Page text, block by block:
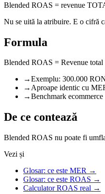
Blended ROAS = revenue
Nu se uită la atribuire. E o cifră
Formula
Blended ROAS = Revenue
→Exemplu: 300.000
→Aproape identic cu
→Benchmark
De ce contează
Blended ROAS nu poate fi
Vezi și
Glosar: ce este MER →
Glosar: ce este ROAS →
Calculator ROAS real →